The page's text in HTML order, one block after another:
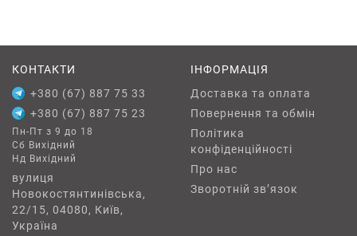
КОНТАКТИ
+380 (67) 887 75 33
+380 (67) 887 75 23
Пн-Пт з 9 до 18
Сб Вихідний
Нд Вихідний
вулиця
Новокостянтинівська,
22/15, 04080, Київ,
Україна
ІНФОРМАЦІЯ
Доставка та оплата
Повернення та обмін
Політика
конфіденційності
Про нас
Зворотній зв’язок